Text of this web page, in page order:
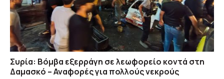
Συρία: Βόμβα εξερράγη σε λεωφορείο κοντά στη
Δαμασκό – Αναφορές για πολλούς νεκρούς